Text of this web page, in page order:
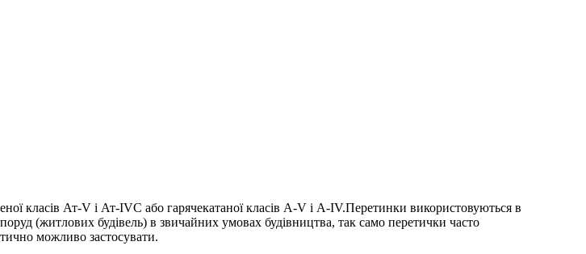
класів Ат-V і Ат-IVC або гарячекатаної класів А-V і А-IV.Перетинки використовуються в
(житлових будівель) в звичайних умовах будівництва, так само перетички часто
можливо застосувати.